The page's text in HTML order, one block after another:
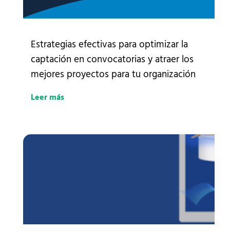
Estrategias efectivas para optimizar la
captación en convocatorias y atraer los
mejores proyectos para tu organización
Leer más